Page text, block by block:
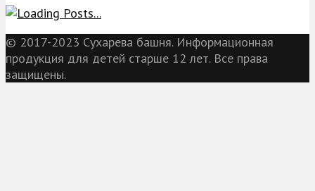
© 2017-2023 Сухарева башня. Информационная
продукция для детей старше 12 лет. Все права
защищены.